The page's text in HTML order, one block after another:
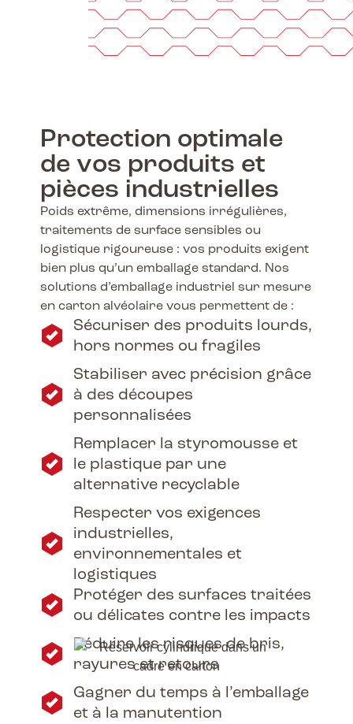
Protection optimale
de vos produits et
pièces industrielles
Poids extrême, dimensions irrégulières,
traitements de surface sensibles ou
logistique rigoureuse : vos produits exigent
bien plus qu’un emballage standard. Nos
solutions d’emballage industriel sur mesure
en carton alvéolaire vous permettent de :
Sécuriser des produits lourds,
hors normes ou fragiles
Stabiliser avec précision grâce
à des découpes
personnalisées
Remplacer la styromousse et
le plastique par une
alternative recyclable
Respecter vos exigences
industrielles,
environnementales et
logistiques
Protéger des surfaces traitées
ou délicates contre les impacts
Réduire les risques de bris,
rayures et retours
Gagner du temps à l’emballage
et à la manutention